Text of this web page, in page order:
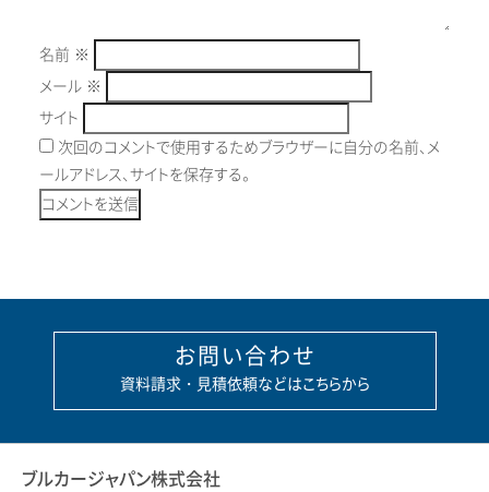
名前 ※
メール ※
サイト
次回のコメントで使用するためブラウザーに自分の名前、メ
ールアドレス、サイトを保存する。
お問い合わせ
資料請求・見積依頼などはこちらから
ブルカージャパン株式会社